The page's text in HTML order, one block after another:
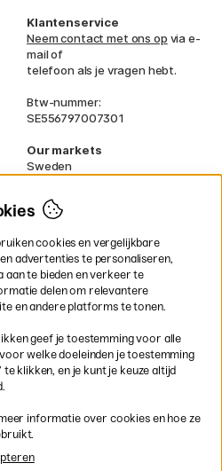
Klantenservice
Neem contact met ons op via e-
mail of
telefoon als je vragen hebt.
Btw-nummer:
SE556797007301
Our markets
Sweden
Denmark
Finland
Ireland
Germany
UK
EU
gelden voor volumineuze producten.
creditcard of iDEAL
cookies en vergelijkbare
advertenties te personaliseren,
te bieden en verkeer te
delen om relevantere
en andere platforms te tonen.
geef je toestemming voor alle
welke doeleinden je toestemming
klikken, en je kunt je keuze altijd
informatie over cookies en hoe ze